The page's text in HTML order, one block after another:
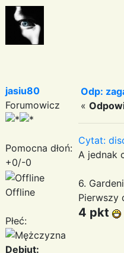
jasiu80
Forumowicz
Pomocna dłoń:
+0/-0
Offline
Płeć:
Debiut:
Odp:
«
Cytat:
A jednak
6.
Pierwszy
4 pkt